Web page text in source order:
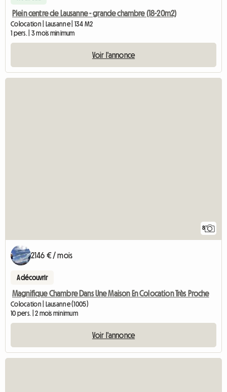
Plein centre de Lausanne - grande chambre (18-20m2)
Colocation | Lausanne | 134 M2
1 pers. | 3 mois minimum
Voir l'annonce
8
2146 € / mois
A découvrir
Magnifique Chambre Dans Une Maison En Colocation Très Proche
Colocation | Lausanne (1005)
10 pers. | 2 mois minimum
Voir l'annonce